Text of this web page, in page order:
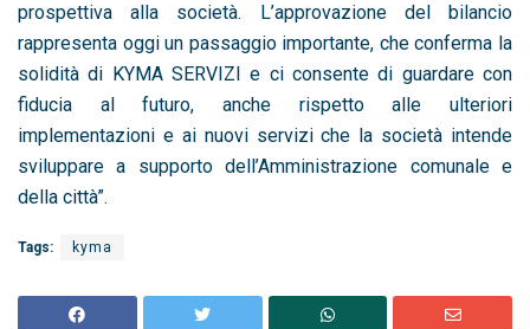
prospettiva alla società. L’approvazione del bilancio
rappresenta oggi un passaggio importante, che conferma la
solidità di KYMA SERVIZI e ci consente di guardare con
fiducia al futuro, anche rispetto alle ulteriori
implementazioni e ai nuovi servizi che la società intende
sviluppare a supporto dell’Amministrazione comunale e
della città”.
Tags: kyma